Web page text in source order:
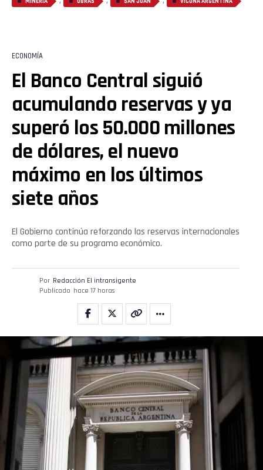
ECONOMÍA
El Banco Central siguió
acumulando reservas y ya
superó los 50.000 millones
de dólares, el nuevo
máximo en los últimos
siete años
El Gobierno continúa reforzando las reservas internacionales
como parte de su programa económico.
Por Redacción El intransigente
Publicado hace 17 horas